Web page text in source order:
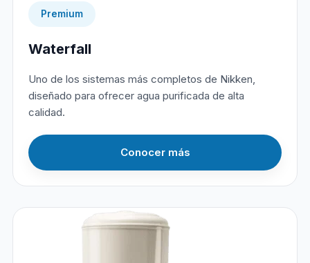
Premium
Waterfall
Uno de los sistemas más completos de Nikken,
diseñado para ofrecer agua purificada de alta
calidad.
Conocer más